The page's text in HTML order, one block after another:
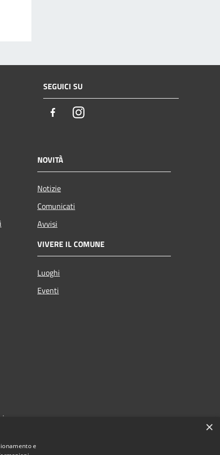
SEGUICI SU
FacebookInstagram
NOVITÀ
Notizie
Comunicati
Avvisi
VIVERE IL COMUNE
Luoghi
Eventi
×
e